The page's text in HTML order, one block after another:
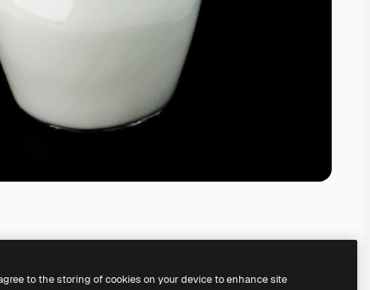
to the storing of cookies on your device to enhance site